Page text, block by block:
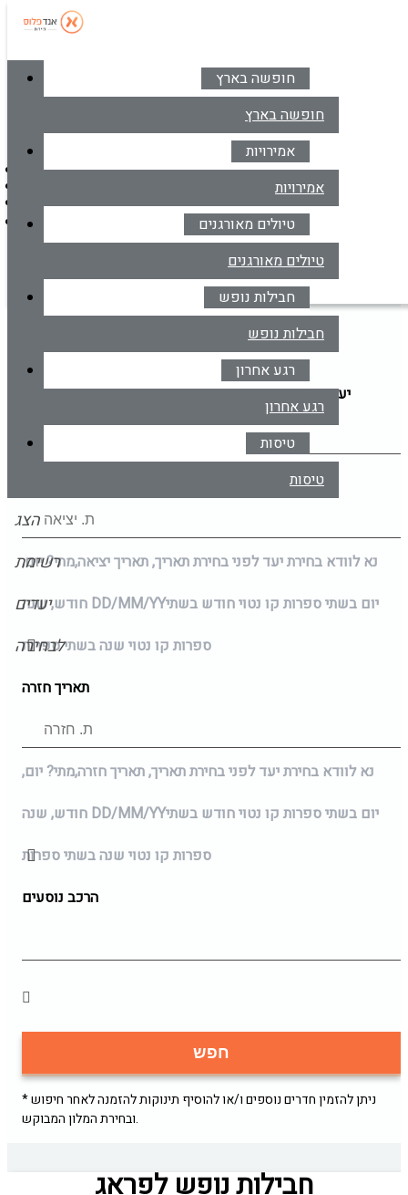
סניפים
דברו איתנו בווטסאפ
חופשה בארץ
חופשה בארץ
אמירויות
אמירויות
טיולים מאורגנים
טיולים מאורגנים
חבילות נופש
חבילות נופש
רגע אחרון
רגע אחרון
טיסות
טיסות
חבילות נופש
דילים לפראג
יעדהקלד יעד או עבור לכפתור הבא לבחירת יעד מרשימה
הצג
רשימת
יעדים
לבחירה
נא לוודא בחירת יעד לפני בחירת תאריך,תאריך יציאה,מתי? יום,
DD/MM/YYיום בשתי ספרות קו נטוי חודש בשתי
ספרות קו נטוי שנה בשתי ספרות
תאריך חזרה
נא לוודא בחירת יעד לפני בחירת תאריך,תאריך חזרה,מתי? יום,
DD/MM/YYיום בשתי ספרות קו נטוי חודש בשתי
ספרות קו נטוי שנה בשתי ספרות
הרכב נוסעים
חפש
* ניתן להזמין חדרים נוספים ו/או להוסיף תינוקות להזמנה לאחר חיפוש
ובחירת המלון המבוקש.
חבילות נופש לפראג